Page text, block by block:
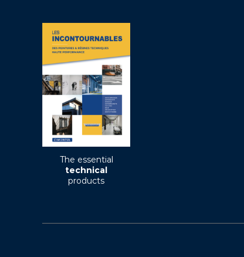
The essential
technical
products